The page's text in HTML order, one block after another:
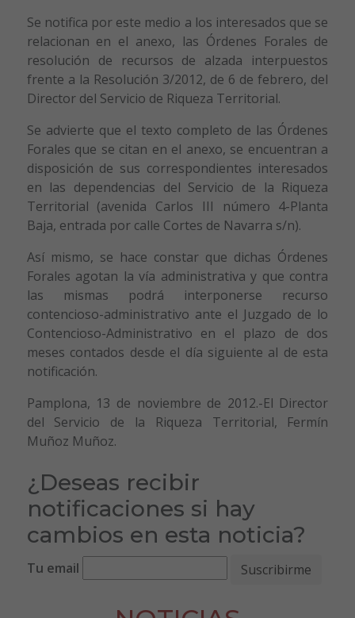
Se notifica por este medio a los interesados que se
relacionan en el anexo, las Órdenes Forales de
resolución de recursos de alzada interpuestos
frente a la Resolución 3/2012, de 6 de febrero, del
Director del Servicio de Riqueza Territorial.
Se advierte que el texto completo de las Órdenes
Forales que se citan en el anexo, se encuentran a
disposición de sus correspondientes interesados
en las dependencias del Servicio de la Riqueza
Territorial (avenida Carlos III número 4-Planta
Baja, entrada por calle Cortes de Navarra s/n).
Así mismo, se hace constar que dichas Órdenes
Forales agotan la vía administrativa y que contra
las mismas podrá interponerse recurso
contencioso-administrativo ante el Juzgado de lo
Contencioso-Administrativo en el plazo de dos
meses contados desde el día siguiente al de esta
notificación.
Pamplona, 13 de noviembre de 2012.-El Director
del Servicio de la Riqueza Territorial, Fermín
Muñoz Muñoz.
¿Deseas recibir
notificaciones si hay
cambios en esta noticia?
Tu email